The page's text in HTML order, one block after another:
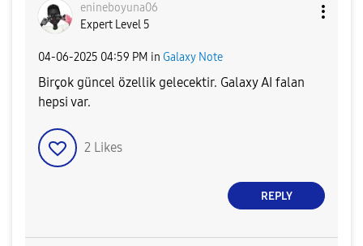
enineboyuna06
Expert Level 5
‎04-06-2025 04:59 PM in Galaxy Note
Birçok güncel özellik gelecektir. Galaxy AI falan
hepsi var.
2 Likes
REPLY